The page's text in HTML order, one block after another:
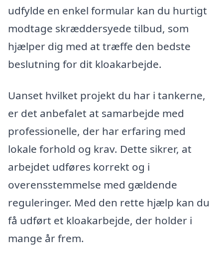
udfylde en enkel formular kan du hurtigt
modtage skræddersyede tilbud, som
hjælper dig med at træffe den bedste
beslutning for dit kloakarbejde.
Uanset hvilket projekt du har i tankerne,
er det anbefalet at samarbejde med
professionelle, der har erfaring med
lokale forhold og krav. Dette sikrer, at
arbejdet udføres korrekt og i
overensstemmelse med gældende
reguleringer. Med den rette hjælp kan du
få udført et kloakarbejde, der holder i
mange år frem.